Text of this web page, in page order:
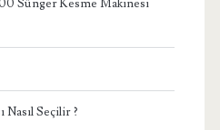
Sünger Kesme Makinesi
Seçilir ?